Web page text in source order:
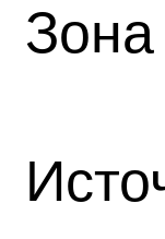
Зона